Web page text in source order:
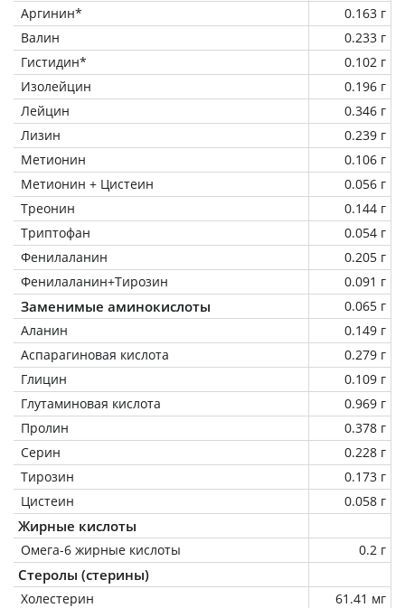
Аргинин*
0.163 г
Валин
0.233 г
Гистидин*
0.102 г
Изолейцин
0.196 г
Лейцин
0.346 г
Лизин
0.239 г
Метионин
0.106 г
Метионин + Цистеин
0.056 г
Треонин
0.144 г
Триптофан
0.054 г
Фенилаланин
0.205 г
Фенилаланин+Тирозин
0.091 г
Заменимые аминокислоты
0.065 г
Аланин
0.149 г
Аспарагиновая кислота
0.279 г
Глицин
0.109 г
Глутаминовая кислота
0.969 г
Пролин
0.378 г
Серин
0.228 г
Тирозин
0.173 г
Цистеин
0.058 г
Жирные кислоты
Омега-6 жирные кислоты 0.2 г
Стеролы (стерины)
Холестерин 61.41 мг